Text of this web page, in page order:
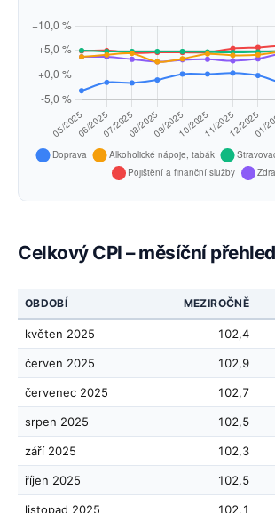
Celkový CPI – měsíční přehled
OBDOBÍ MEZIROČNĚ
květen 2025 102,4
červen 2025 102,9
červenec 2025 102,7
srpen 2025 102,5
září 2025 102,3
říjen 2025 102,5
listopad 2025 102,1